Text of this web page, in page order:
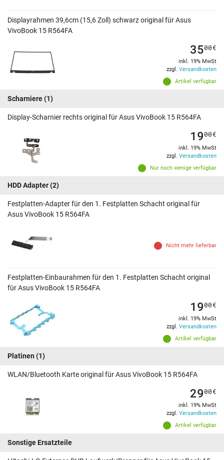
Displayrahmen 39,6cm (15,6 Zoll) schwarz original für Asus
VivoBook 15 R564FA
Artikel verfügbar
3500€
inkl. 19% MwSt
zzgl. Versandkosten
Scharniere(1)
Display-Scharnier rechts original für Asus VivoBook 15 R564FA
Nur noch wenige verfügbar
1900€
inkl. 19% MwSt
zzgl. Versandkosten
HDD Adapter(2)
Festplatten-Adapter für den 1. Festplatten Schacht original für
Asus VivoBook 15 R564FA
Nicht mehr lieferbar
Festplatten-Einbaurahmen für den 1. Festplatten Schacht original
für Asus VivoBook 15 R564FA
Artikel verfügbar
1900€
inkl. 19% MwSt
zzgl. Versandkosten
Platinen (1)
WLAN/Bluetooth Karte original für Asus VivoBook 15 R564FA
Artikel verfügbar
2900€
inkl. 19% MwSt
zzgl. Versandkosten
Sonstige Ersatzteile